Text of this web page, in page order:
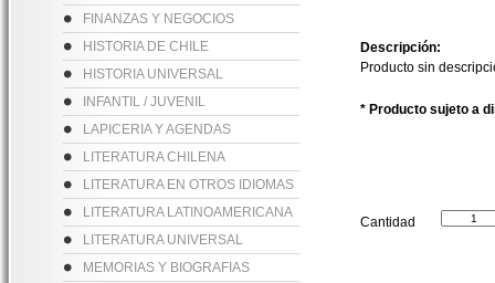
FINANZAS Y NEGOCIOS
HISTORIA DE CHILE
HISTORIA UNIVERSAL
INFANTIL / JUVENIL
LAPICERIA Y AGENDAS
LITERATURA CHILENA
LITERATURA EN OTROS IDIOMAS
LITERATURA LATINOAMERICANA
LITERATURA UNIVERSAL
MEMORIAS Y BIOGRAFIAS
Descripción:
Producto sin
* Producto sujeto a
Cantidad